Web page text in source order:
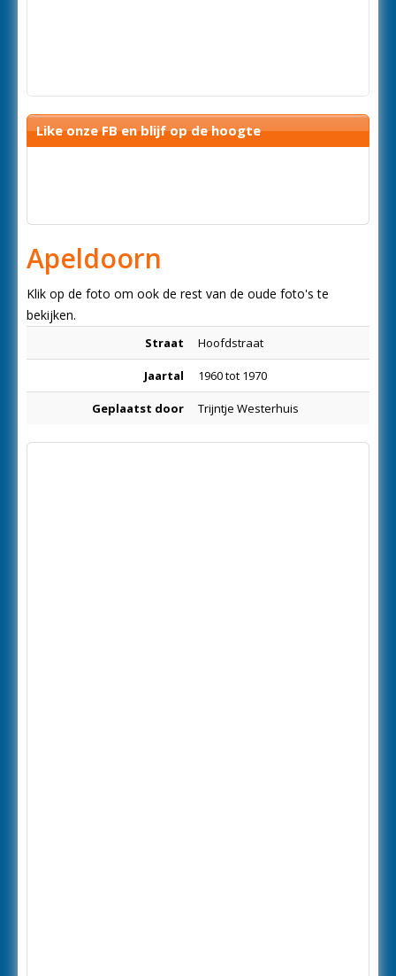
Like onze FB en blijf op de hoogte
Apeldoorn
Klik op de foto om ook de rest van de oude foto's te
bekijken.
Straat Hoofdstraat
Jaartal 1960 tot 1970
Geplaatst door Trijntje Westerhuis